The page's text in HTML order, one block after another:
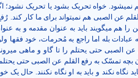
را هم می­گویند باید به عنوان مقدمه و به
عبادات بله اما راجع به مُحرمات، خود فقها
عن الصبی حتی یحتلم را تا گاو و ماهی
بچه تمسّک به رفع القلم عن الصبی حتی
نگاه نکند و باید به او نگاه نکنند. حال